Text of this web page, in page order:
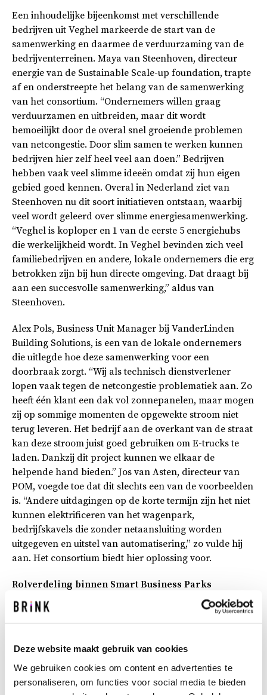
Deze website maakt gebruik van cookies
We gebruiken cookies om content en advertenties te
personaliseren, om functies voor social media te bieden
Een inhoudelijke bijeenkomst met verschillende
bedrijven uit Veghel markeerde de start van de
samenwerking en daarmee de verduurzaming van de
bedrijventerreinen. Maya van Steenhoven, directeur
energie van de Sustainable Scale-up foundation, trapte
af en onderstreepte het belang van de samenwerking
van het consortium. “Ondernemers willen graag
verduurzamen en uitbreiden, maar dit wordt
bemoeilijkt door de overal snel groeiende problemen
van netcongestie. Door slim samen te werken kunnen
bedrijven hier zelf heel veel aan doen.” Bedrijven
hebben vaak veel slimme ideeën omdat zij hun eigen
gebied goed kennen. Overal in Nederland ziet van
Steenhoven nu dit soort initiatieven ontstaan, waarbij
veel wordt geleerd over slimme energiesamenwerking.
“Veghel is koploper en 1 van de eerste 5 energiehubs
die werkelijkheid wordt. In Veghel bevinden zich veel
familiebedrijven en andere, lokale ondernemers die erg
betrokken zijn bij hun directe omgeving. Dat draagt bij
aan een succesvolle samenwerking,” aldus van
Steenhoven.
Alex Pols, Business Unit Manager bij VanderLinden
Building Solutions, is een van de lokale ondernemers
die uitlegde hoe deze samenwerking voor een
doorbraak zorgt. “Wij als technisch dienstverlener
lopen vaak tegen de netcongestie problematiek aan. Zo
heeft één klant een dak vol zonnepanelen, maar mogen
zij op sommige momenten de opgewekte stroom niet
terug leveren. Het bedrijf aan de overkant van de straat
kan deze stroom juist goed gebruiken om E-trucks te
laden. Dankzij dit project kunnen we elkaar de
helpende hand bieden.” Jos van Asten, directeur van
POM, voegde toe dat dit slechts een van de voorbeelden
is. “Andere uitdagingen op de korte termijn zijn het niet
kunnen elektrificeren van het wagenpark,
bedrijfskavels die zonder netaansluiting worden
uitgegeven en uitstel van automatisering,” zo vulde hij
aan. Het consortium biedt hier oplossing voor.
Rolverdeling binnen Smart Business Parks
Namens het consortium bekrachtigden Peter
Timmermans (Brink), Boudewijn den Herder (Essent),
symbolische handtekening de samenwerking. De
partijen brengen ieder een eigen expertise mee. Brink
pakt de rol van specialist in het ontwerpen en